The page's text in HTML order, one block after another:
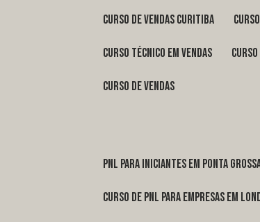
curso de vendas Curitiba
curso técnico em vendas
curso de vendas
pnl para iniciantes em Ponta
curso de pnl para empresas em